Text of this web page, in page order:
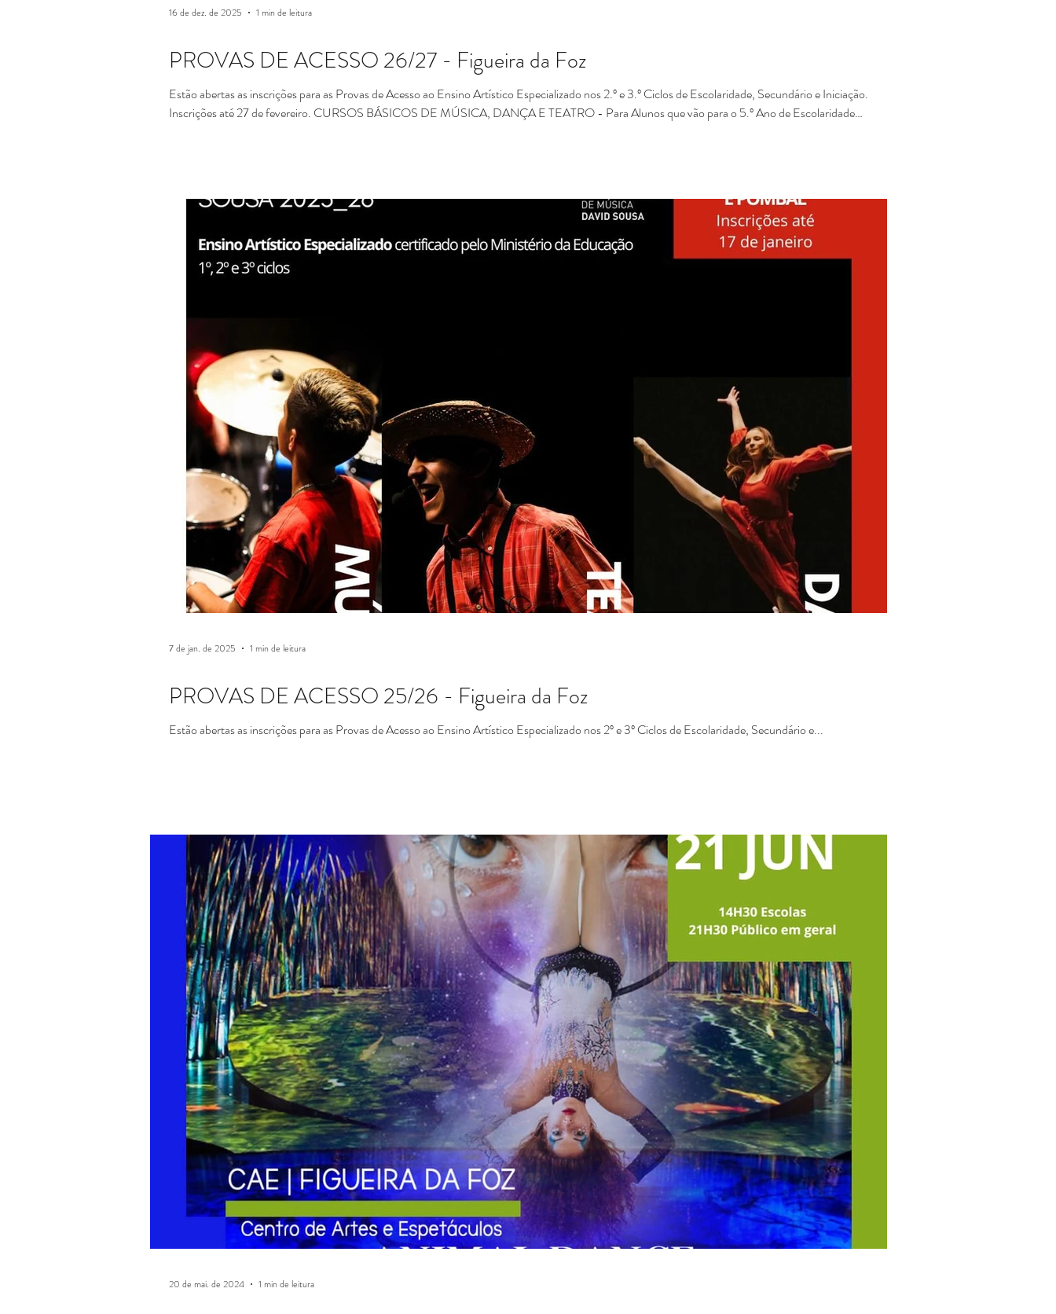
PROVAS DE ACESSO 26/27 - Figueira da Foz
Estão abertas as inscrições para as Provas de Acesso ao Ensino Artístico Especializado nos 2.º e 3.º Ciclos de Escolaridade, Secundário e Iniciação.
Inscrições até 27 de fevereiro. CURSOS BÁSICOS DE MÚSICA, DANÇA E TEATRO - Para Alunos que vão para o 5.º Ano de Escolaridade
16 de dez. de 2025 1 min de leitura
PROVAS DE ACESSO 25/26 - Figueira da Foz
Estão abertas as inscrições para as Provas de Acesso ao Ensino Artístico Especializado nos 2º e 3º Ciclos de Escolaridade, Secundário e...
7 de jan. de 2025 1 min de leitura
20 de mai. de 2024 1 min de leitura